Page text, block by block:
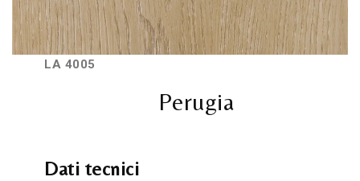
LA 4005
Perugia
Dati tecnici